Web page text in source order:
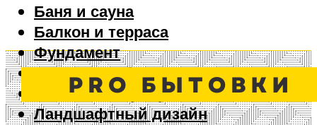
Баня и сауна
Балкон и терраса
Фундамент
Ворота и забор
Дизайн интерьера
Ландшафтный дизайн